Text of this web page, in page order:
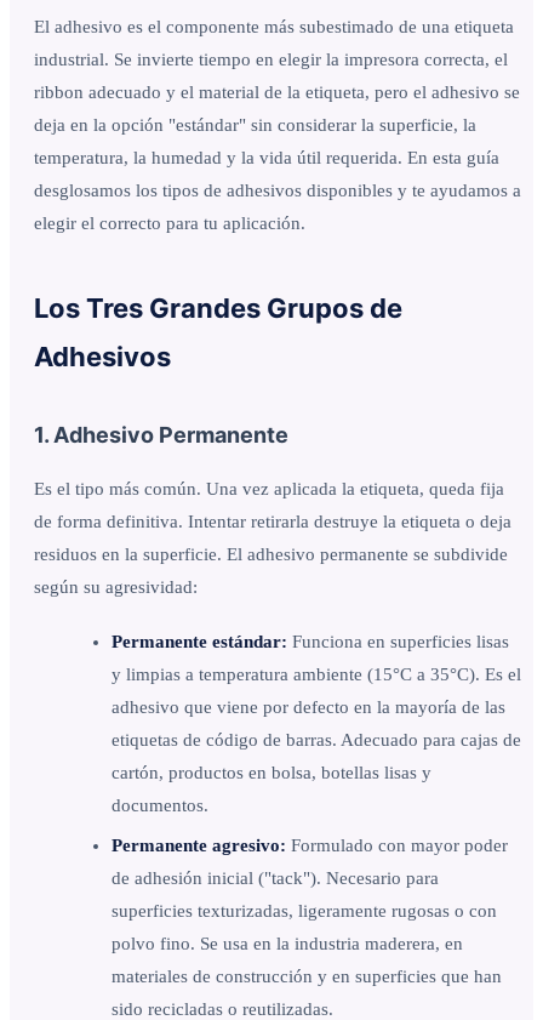
El adhesivo es el componente más subestimado de una etiqueta
industrial. Se invierte tiempo en elegir la impresora correcta, el
ribbon adecuado y el material de la etiqueta, pero el adhesivo se
deja en la opción "estándar" sin considerar la superficie, la
temperatura, la humedad y la vida útil requerida. En esta guía
desglosamos los tipos de adhesivos disponibles y te ayudamos a
elegir el correcto para tu aplicación.
Los Tres Grandes Grupos de
Adhesivos
1. Adhesivo Permanente
Es el tipo más común. Una vez aplicada la etiqueta, queda fija
de forma definitiva. Intentar retirarla destruye la etiqueta o deja
residuos en la superficie. El adhesivo permanente se subdivide
según su agresividad:
Permanente estándar: Funciona en superficies lisas
y limpias a temperatura ambiente (15°C a 35°C). Es el
adhesivo que viene por defecto en la mayoría de las
etiquetas de código de barras. Adecuado para cajas de
cartón, productos en bolsa, botellas lisas y
documentos.
Permanente agresivo: Formulado con mayor poder
de adhesión inicial ("tack"). Necesario para
superficies texturizadas, ligeramente rugosas o con
polvo fino. Se usa en la industria maderera, en
materiales de construcción y en superficies que han
sido recicladas o reutilizadas.